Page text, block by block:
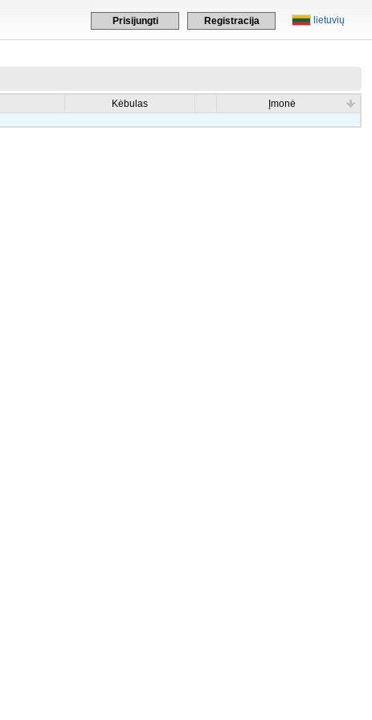
lietuvių
Prisijungti Registracija
Kėbulas
Įmonė